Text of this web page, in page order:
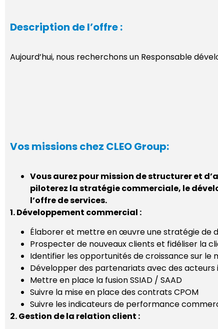
Description de l’offre :
Aujourd’hui, nous recherchons un Responsable
Vos missions chez CLEO Group:
Vous aurez pour mission de structurer et
piloterez la stratégie commerciale, le
l’offre de services.
1. Développement commercial :
Élaborer et mettre en œuvre une stratégie de
Prospecter de nouveaux clients et fidéliser la
Identifier les opportunités de croissance sur le
Développer des partenariats avec des
Mettre en place la fusion SSIAD / SAAD
Suivre la mise en place des contrats CPOM
Suivre les indicateurs de performance
2. Gestion de la relation client :